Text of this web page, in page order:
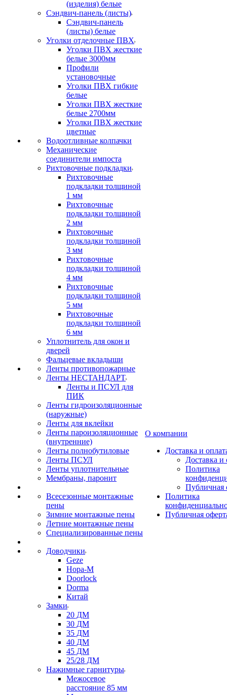
(изделия) белые
Сэндвич-панель (листы)
Сэндвич-панель
(листы) белые
Уголки отделочные ПВХ
Уголки ПВХ жесткие
белые 3000мм
Профили
установочные
Уголки ПВХ гибкие
белые
Уголки ПВХ жесткие
белые 2700мм
Уголки ПВХ жесткие
цветные
Водоотливные колпачки
Механические
соединители импоста
Рихтовочные подкладки
Рихтовочные
подкладки толщиной
1 мм
Рихтовочные
подкладки толщиной
2 мм
Рихтовочные
подкладки толщиной
3 мм
Рихтовочные
подкладки толщиной
4 мм
Рихтовочные
подкладки толщиной
5 мм
Рихтовочные
подкладки толщиной
6 мм
Уплотнитель для окон и
дверей
Фальцевые вкладыши
Ленты противопожарные
Ленты НЕСТАНДАРТ
Ленты и ПСУЛ для
ПИК
Ленты гидроизоляционные
(наружные)
Ленты для вклейки
Ленты пароизоляционные
(внутренние)
Ленты полнобутиловые
Ленты ПСУЛ
Ленты уплотнительные
Мембраны, паронит
Всесезонные монтажные
пены
Зимние монтажные пены
Летние монтажные пены
Специализированные пены
Доводчики
Geze
Нора-М
Doorlock
Dorma
Китай
Замки
20 ДМ
30 ДМ
35 ДМ
40 ДМ
45 ДМ
25/28 ДМ
Нажимные гарнитуры
Межосевое
расстояние 85 мм
О компании
Доставка и
Доставка и
Политика
Публичная
Политика
Публичная